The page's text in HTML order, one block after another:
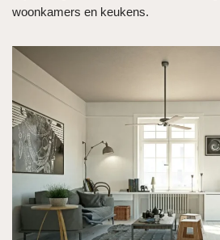
woonkamers en keukens.